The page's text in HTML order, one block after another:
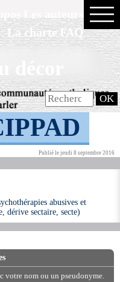
La charte FAQ
décor
Publié le jeudi 8 septembre 2016
abusives et
dérive sectaire, secte)
votre nom ou un pseudonyme.